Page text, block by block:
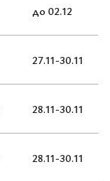
до 02.12
27.11-30.11
28.11-30.11
28.11-30.11